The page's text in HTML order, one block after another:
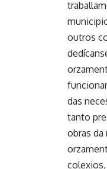
outros
das
tanto
obras da
colexios,